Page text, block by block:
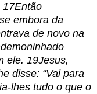
17Então
embora da
de novo na
ele. 19Jesus,
disse: “Vai para
lhes tudo o que o